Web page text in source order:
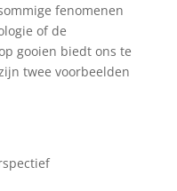
fenomenen
of de
gooien biedt ons te
twee voorbeelden